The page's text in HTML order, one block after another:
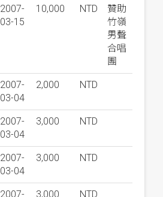
2007-
03-15
10,000 NTD
贊助
竹嶺
男聲
合唱
團
2007-
03-04
2,000 NTD
2007-
03-04
3,000 NTD
2007-
03-04
3,000 NTD
2007-
3,000 NTD